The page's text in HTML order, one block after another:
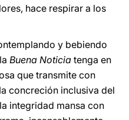
hace respirar a los
y bebiendo
Buena Noticia tenga en
que transmite con
concreción inclusiva del
integridad mansa con